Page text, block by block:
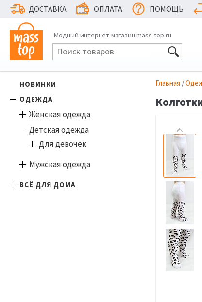
ДОСТАВКА ОПЛАТА ПОМОЩЬ
Модный интернет-магазин mass-top.ru
НОВИНКИ
ОДЕЖДА
Женская одежда
Детская одежда
Для девочек
Мужская одежда
ВСЁ ДЛЯ ДОМА
Главная /